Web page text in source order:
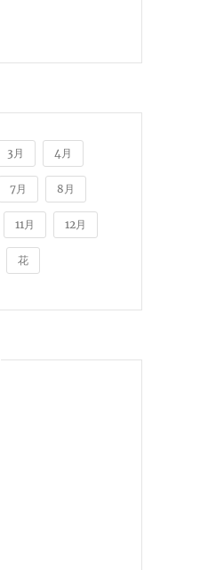
3月 4月
7月 8月
11月 12月
花